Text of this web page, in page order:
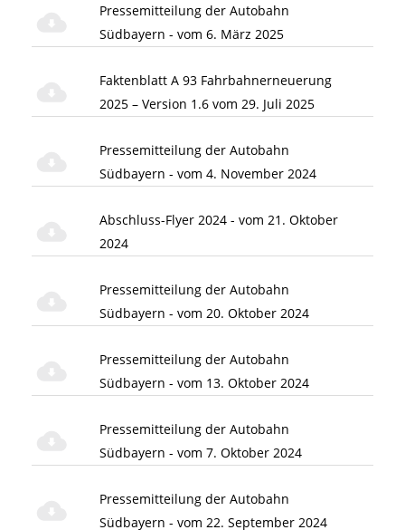
Pressemitteilung der Autobahn
Südbayern - vom 6. März 2025
Faktenblatt A 93 Fahrbahnerneuerung
2025 – Version 1.6 vom 29. Juli 2025
Pressemitteilung der Autobahn
Südbayern - vom 4. November 2024
Abschluss-Flyer 2024 - vom 21. Oktober
2024
Pressemitteilung der Autobahn
Südbayern - vom 20. Oktober 2024
Pressemitteilung der Autobahn
Südbayern - vom 13. Oktober 2024
Pressemitteilung der Autobahn
Südbayern - vom 7. Oktober 2024
Pressemitteilung der Autobahn
Südbayern - vom 22. September 2024